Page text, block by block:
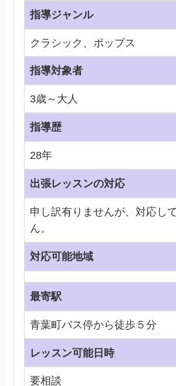
指導ジャンル
クラシック、ポップス
指導対象者
3歳～大人
指導歴
28年
出張レッスンの対応
申し訳有りませんが、対応し
ん。
対応可能地域
最寄駅
青葉町バス停から徒歩５分
レッスン可能日時
要相談